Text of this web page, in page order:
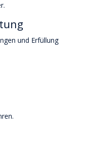
und Erfüllung